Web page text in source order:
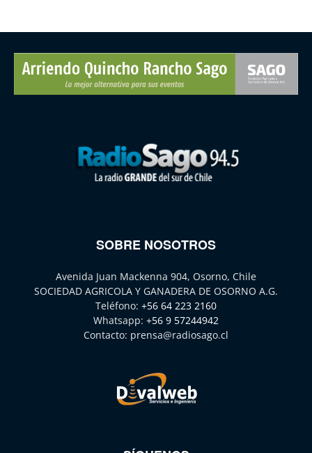
SOBRE NOSOTROS
Avenida Juan Mackenna 904, Osorno, Chile
SOCIEDAD AGRICOLA Y GANADERA DE OSORNO A.G.
Teléfono: +56 64 223 2160
Whatsapp: +56 9 57244942
Contacto: prensa@radiosago.cl